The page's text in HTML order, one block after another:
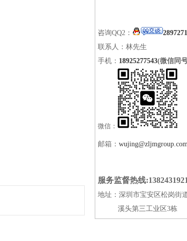
咨询QQ2：
联系人：林先生
手机： 18925277543(微信同
微信：
邮箱：
服务监督热线
地址：深圳市宝安区松岗街
溪头第三工业区3栋